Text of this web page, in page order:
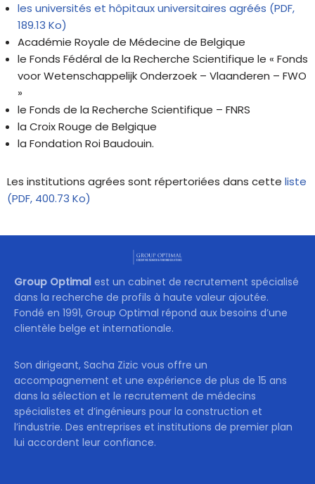
les universités et hôpitaux universitaires agréés (PDF,
189.13 Ko)
Académie Royale de Médecine de Belgique
le Fonds Fédéral de la Recherche Scientifique le « Fonds
voor Wetenschappelijk Onderzoek – Vlaanderen – FWO
»
le Fonds de la Recherche Scientifique – FNRS
la Croix Rouge de Belgique
la Fondation Roi Baudouin.
Les institutions agrées sont répertoriées dans cette liste
(PDF, 400.73 Ko)
Group Optimal est un cabinet de recrutement spécialisé
dans la recherche de profils à haute valeur ajoutée.
Fondé en 1991, Group Optimal répond aux besoins d’une
clientèle belge et internationale.
Son dirigeant, Sacha Zizic vous offre un
accompagnement et une expérience de plus de 15 ans
dans la sélection et le recrutement de médecins
spécialistes et d’ingénieurs pour la construction et
l’industrie. Des entreprises et institutions de premier plan
lui accordent leur confiance.